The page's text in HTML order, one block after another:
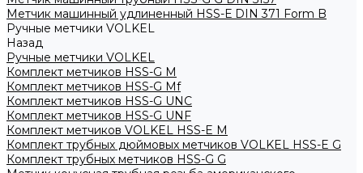
Метчик машинный удлиненный HSS-Е DIN 371 Form B
Ручные метчики VOLKEL
Назад
Ручные метчики VOLKEL
Комплект метчиков HSS-G M
Комплект метчиков HSS-G Mf
Комплект метчиков HSS-G UNC
Комплект метчиков HSS-G UNF
Комплект метчиков VOLKEL HSS-E M
Комплект трубных дюймовых метчиков VOLKEL HSS-E G
Комплект трубных метчиков HSS-G G